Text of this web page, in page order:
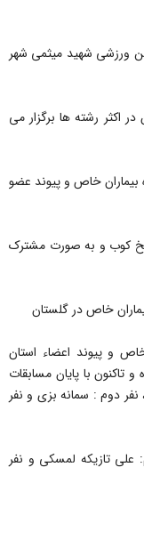
ورزشی شهید میثمی شهر
اکثر رشته ها برگزار می
بیماران خاص و پیوند عضو
کوب و به صورت مشترک
خاص در گلستان
و پیوند اعضاء استان
با پایان مسابقات
نفر دوم : سمانه بزی و نفر
تازیکه لمسکى و نفر